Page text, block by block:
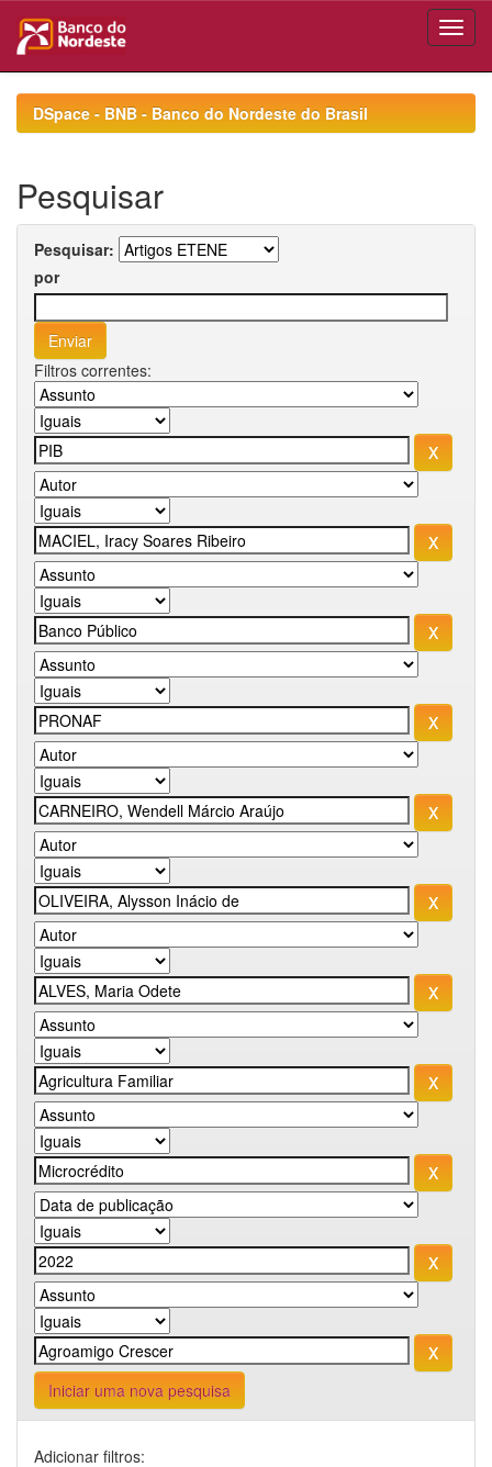
navigationDSpace - BNB - Banco do Nordeste do Brasil
Pesquisar
Pesquisar:
por
Filtros correntes:
Iniciar uma nova pesquisa
Adicionar filtros: